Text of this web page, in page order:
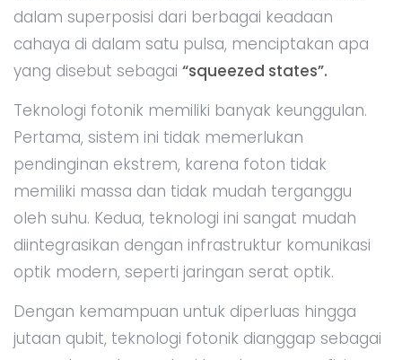
dalam superposisi dari berbagai keadaan
cahaya di dalam satu pulsa, menciptakan apa
yang disebut sebagai “squeezed states”.
Teknologi fotonik memiliki banyak keunggulan.
Pertama, sistem ini tidak memerlukan
pendinginan ekstrem, karena foton tidak
memiliki massa dan tidak mudah terganggu
oleh suhu. Kedua, teknologi ini sangat mudah
diintegrasikan dengan infrastruktur komunikasi
optik modern, seperti jaringan serat optik.
Dengan kemampuan untuk diperluas hingga
jutaan qubit, teknologi fotonik dianggap sebagai